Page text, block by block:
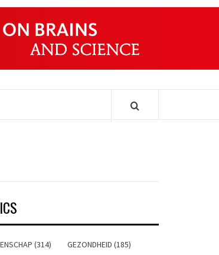
(314) GEZONDHEID (185)